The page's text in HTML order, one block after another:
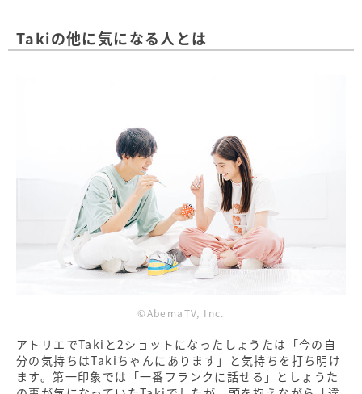
Takiの他に気になる人とは
©AbemaTV, Inc.
アトリエでTakiと2ショットになったしょうたは「今の自
分の気持ちはTakiちゃんにあります」と気持ちを打ち明け
ます。第一印象では「一番フランクに話せる」としょうた